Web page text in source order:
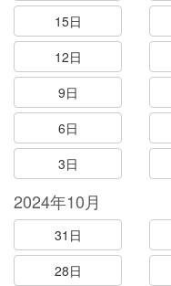
15日
12日
9日
6日
3日
2024年10月
31日
28日